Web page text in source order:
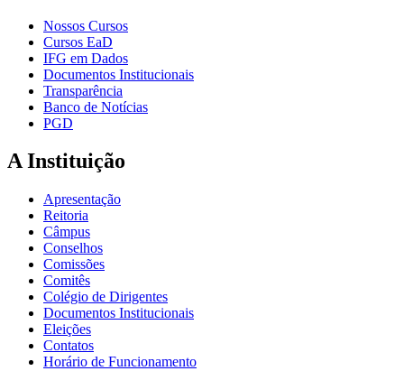
Nossos Cursos
Cursos EaD
IFG em Dados
Documentos Institucionais
Transparência
Banco de Notícias
PGD
A Instituição
Apresentação
Reitoria
Câmpus
Conselhos
Comissões
Comitês
Colégio de Dirigentes
Documentos Institucionais
Eleições
Contatos
Horário de Funcionamento